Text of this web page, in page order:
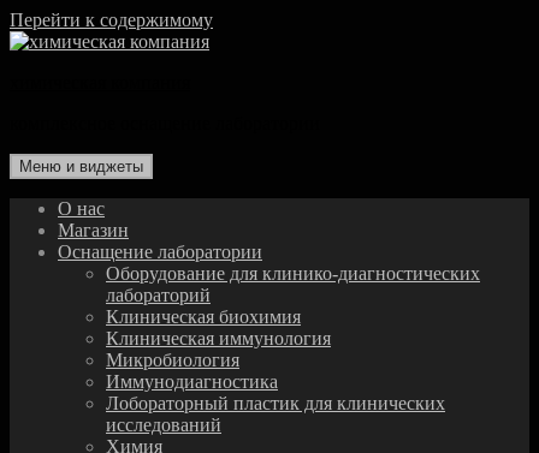
Перейти к содержимому
Меню и виджеты
О нас
Магазин
Оснащение лаборатории
Оборудование для клинико-диагностических
лабораторий
Клиническая биохимия
Клиническая иммунология
Микробиология
Иммунодиагностика
Лобораторный пластик для клинических
исследований
Химия